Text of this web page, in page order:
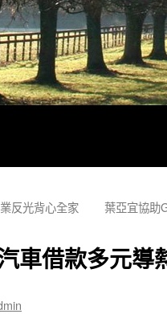
反光背心全家
葉亞宜協助
車借款多元導